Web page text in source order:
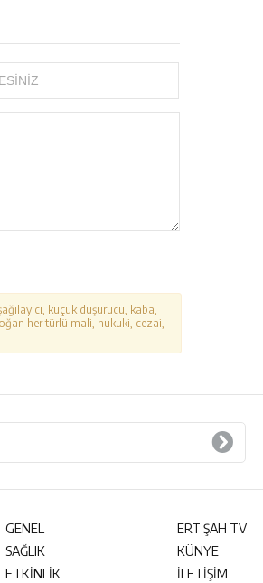
küçük düşürücü, kaba,
her türlü mali, hukuki, cezai,
GENEL
SAĞLIK
ETKİNLİK
ERT ŞAH TV
KÜNYE
İLETİŞİM